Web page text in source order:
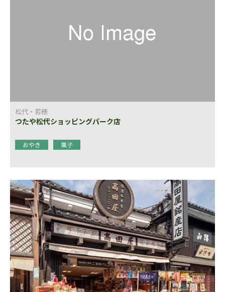
松代・若穂
つたや松代ショッピングパーク店
おやき 菓子